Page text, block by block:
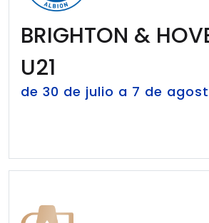
BRIGHTON &
U21
de 30 de julio a 7 de